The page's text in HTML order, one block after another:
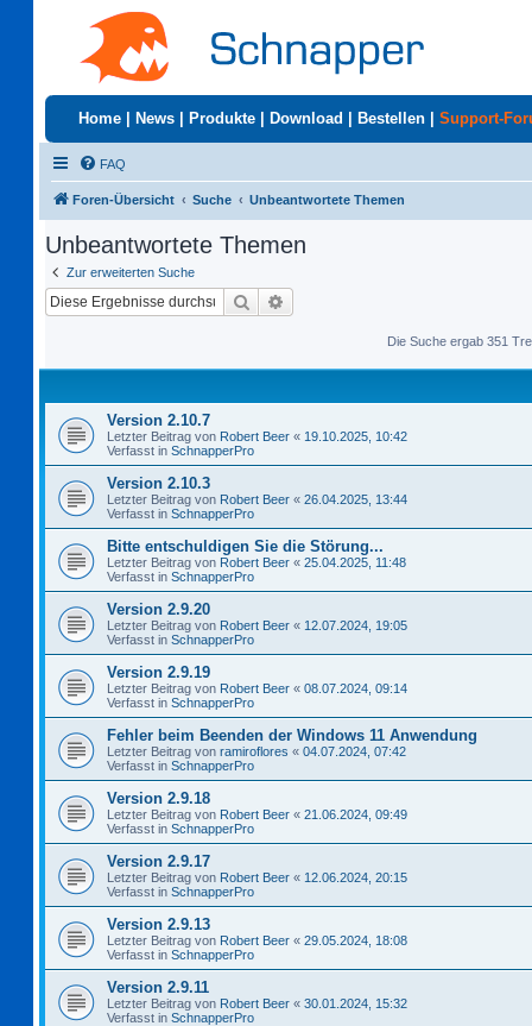
Home News Produkte Download Bestellen Support-
FAQ
Foren-Übersicht Suche Unbeantwortete Themen
Unbeantwortete Themen
Zur erweiterten Suche
Suche
Die Suche ergab 351
Version 2.10.7
Letzter Beitrag von Robert Beer « 19.10.2025, 10:42
Verfasst in SchnapperPro
Version 2.10.3
Letzter Beitrag von Robert Beer « 26.04.2025, 13:44
Verfasst in SchnapperPro
Bitte entschuldigen Sie die Störung...
Letzter Beitrag von Robert Beer « 25.04.2025, 11:48
Verfasst in SchnapperPro
Version 2.9.20
Letzter Beitrag von Robert Beer « 12.07.2024, 19:05
Verfasst in SchnapperPro
Version 2.9.19
Letzter Beitrag von Robert Beer « 08.07.2024, 09:14
Verfasst in SchnapperPro
Fehler beim Beenden der Windows 11 Anwendung
Letzter Beitrag von ramiroflores « 04.07.2024, 07:42
Verfasst in SchnapperPro
Version 2.9.18
Letzter Beitrag von Robert Beer « 21.06.2024, 09:49
Verfasst in SchnapperPro
Version 2.9.17
Letzter Beitrag von Robert Beer « 12.06.2024, 20:15
Verfasst in SchnapperPro
Version 2.9.13
Letzter Beitrag von Robert Beer « 29.05.2024, 18:08
Verfasst in SchnapperPro
Version 2.9.11
Letzter Beitrag von Robert Beer « 30.01.2024, 15:32
Verfasst in SchnapperPro